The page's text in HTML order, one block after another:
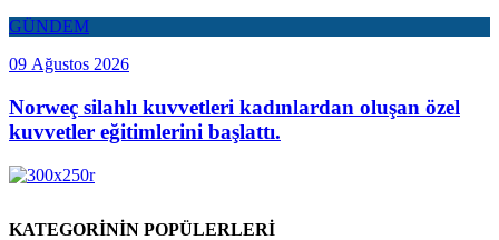
GÜNDEM
09 Ağustos 2026
Norweç silahlı kuvvetleri kadınlardan oluşan özel
kuvvetler eğitimlerini başlattı.
KATEGORİNİN POPÜLERLERİ